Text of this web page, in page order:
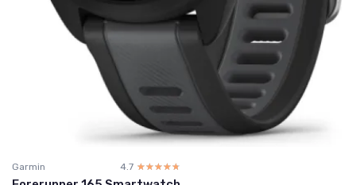
Garmin 4.7 ☆☆☆☆☆
★★★★★